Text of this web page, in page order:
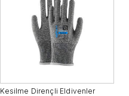
Kesilme Dirençli Eldivenler